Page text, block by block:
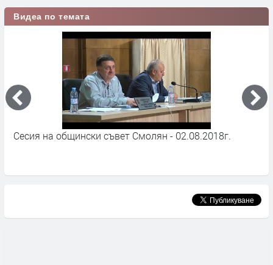
Видеа по темата
Сесия на общински съвет Смолян - 02.08.2018г.